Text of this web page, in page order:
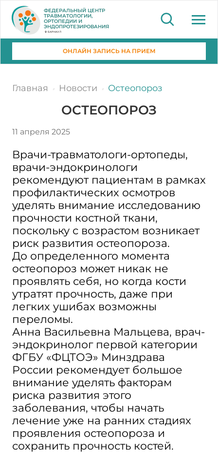
ФЕДЕРАЛЬНЫЙ ЦЕНТР
ТРАВМАТОЛОГИИ,
ОРТОПЕДИИ И
ЭНДОПРОТЕЗИРОВАНИЯ
БАРНАУЛ
ОНЛАЙН ЗАПИСЬ НА ПРИЕМ
Главная Новости Остеопороз
ОСТЕОПОРОЗ
11 апреля 2025
Врачи-травматологи-ортопеды,
врачи-эндокринологи
рекомендуют пациентам в рамках
профилактических осмотров
уделять внимание исследованию
прочности костной ткани,
поскольку с возрастом возникает
риск развития остеопороза.️
До определенного момента
остеопороз может никак не
проявлять себя, но когда кости
утратят прочность, даже при
легких ушибах возможны
переломы.
Анна Васильевна Мальцева, врач-
эндокринолог первой категории
ФГБУ «ФЦТОЭ» Минздрава
России рекомендует большое
внимание уделять факторам
риска развития этого
заболевания, чтобы начать
лечение уже на ранних стадиях
проявления остеопороза и
сохранить прочность костей.